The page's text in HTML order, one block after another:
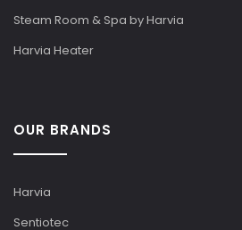
Steam Room & Spa by Harvia
Harvia Heater
OUR BRANDS
Harvia
Sentiotec